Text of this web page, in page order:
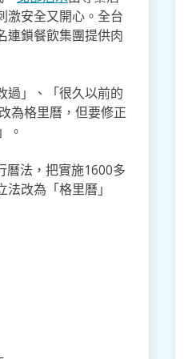
激安全又開心。全台
連鎖餐飲集團提供肉
過」、「很久以前的
為格里曆，但要修正
。
曆法，把實施1600多
改為「格里曆」